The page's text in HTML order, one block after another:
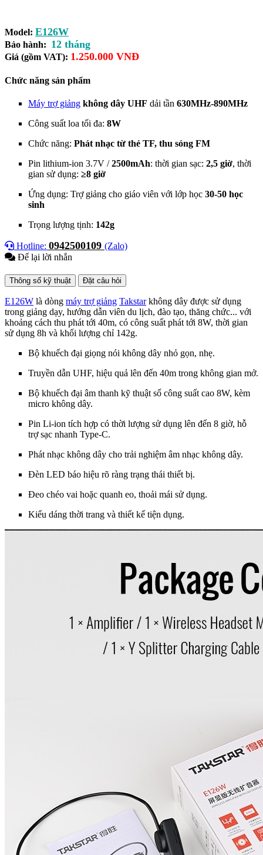
Model: E126W
Bảo hành: 12 tháng
Giá (gồm VAT): 1.250.000 VNĐ
Chức năng sản phẩm
Máy trợ giảng không dây UHF dải tần 630MHz-890MHz
Công suất loa tối đa: 8W
Chức năng: Phát nhạc từ thẻ TF, thu sóng FM
Pin lithium-ion 3.7V /2500mAh: thời gian sạc: 2,5 giờ, thời
gian sử dụng: ≥8 giờ
Ứng dụng: Trợ giảng cho giáo viên với lớp học 30-50 học
sinh
Trọng lượng tịnh: 142g
Hotline: 0942500109 (Zalo)
Để lại lời nhắn
Thông số kỹ thuật Đặt câu hỏi
E126W là dòng máy trợ giảng Takstarkhông dây được sử dụng
trong giảng dạy, hướng dẫn viên du lịch, đào tạo, thăng chức... với
khoảng cách thu phát tới 40m, có công suất phát tới 8W, thời gian
sử dụng 8h và khối lượng chỉ 142g.
Bộ khuếch đại giọng nói không dây nhỏ gọn, nhẹ.
Truyền dẫn UHF, hiệu quả lên đến 40m trong không gian mở.
Bộ khuếch đại âm thanh kỹ thuật số công suất cao 8W, kèm
micro không dây.
Pin Li-ion tích hợp có thời lượng sử dụng lên đến 8 giờ, hỗ
trợ sạc nhanh Type-C.
Phát nhạc không dây cho trải nghiệm âm nhạc không dây.
Đèn LED báo hiệu rõ ràng trạng thái thiết bị.
Đeo chéo vai hoặc quanh eo, thoải mái sử dụng.
Kiểu dáng thời trang và thiết kế tiện dụng.